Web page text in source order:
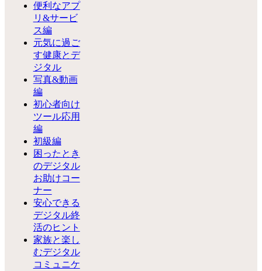
便利なアプ
リ&サービ
ス編
元気に過ご
す健康とデ
ジタル
写真&動画
編
初心者向け
ツール応用
編
初級編
困ったとき
のデジタル
お助けコー
ナー
安心できる
デジタル終
活のヒント
家族と楽し
むデジタル
コミュニケ